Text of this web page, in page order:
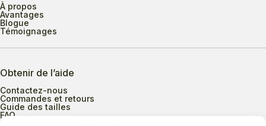
À propos
Avantages
Blogue
Témoignages
Obtenir de l’aide
Contactez-nous
Commandes et retours
Guide des tailles
FAQ